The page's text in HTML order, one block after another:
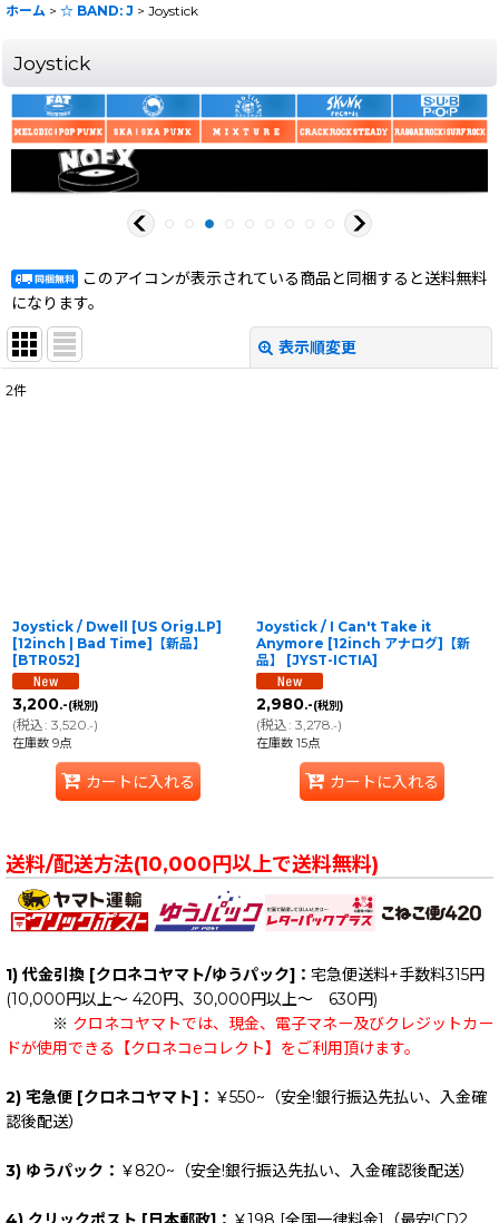
ホーム > ☆ BAND: J > Joystick
Joystick
このアイコンが表示されている商品と同梱すると送料無料
になります。
表示順変更
2件
Joystick / Dwell [US Orig.LP]
[12inch | Bad Time]【新品】
[BTR052]
3,200.-(税別)
(税込: 3,520.-)
在庫数 9点
カートに入れる
Joystick / I Can't Take it
Anymore [12inch アナログ]【新
品】
[JYST-ICTIA]
2,980.-(税別)
(税込: 3,278.-)
在庫数 15点
カートに入れる
送料/配送方法(10,000円以上で送料無料)
1) 代金引換 [クロネコヤマト/ゆうパック]： 宅急便送料+手数料315円
(10,000円以上～ 420円、30,000円以上～ 630円)
※ クロネコヤマトでは、現金、電子マネー及びクレジットカー
ドが使用できる【クロネコeコレクト】をご利用頂けます。
2) 宅急便 [クロネコヤマト]： ￥550~（安全!銀行振込先払い、入金確
認後配送）
3) ゆうパック： ￥820~（安全!銀行振込先払い、入金確認後配送）